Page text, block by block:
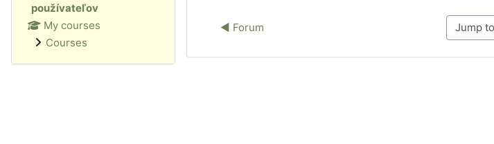
◀︎ Forum Jump to...
používateľov
My courses
Courses